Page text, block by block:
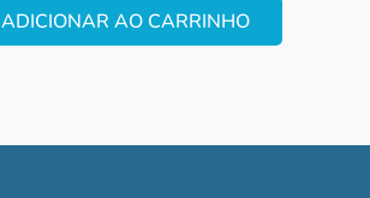
ADICIONAR AO CARRINHO